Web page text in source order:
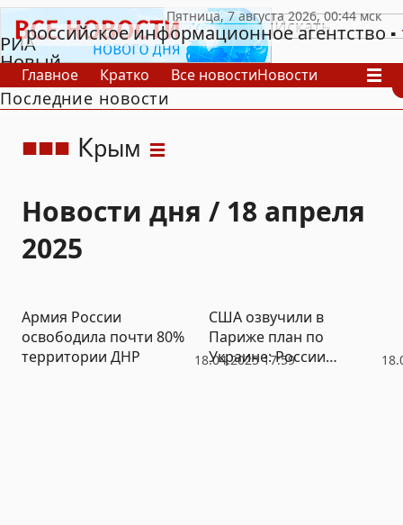
РИА
Новый
День
российское информационное агентство
Главное Кратко Все новостиНовости
В России
В мире
Последние новости
Крым
Новости дня / 18 апреля
2025
18.04.2025 17:59
Армия России
освободила почти 80%
территории ДНР
США озвучили в
Париже план по
Украине: России